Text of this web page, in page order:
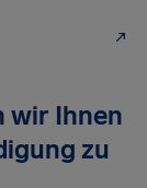
wir Ihnen
zu